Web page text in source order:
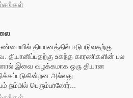
தியானத்தில் ஈடுபடுவதற்கு
தியானிப்பதற்கு உகந்த காரணிகளின் பல
இவை வழக்கமாக ஒரு தியான
அல்லது
பெரும்பாலோர்...